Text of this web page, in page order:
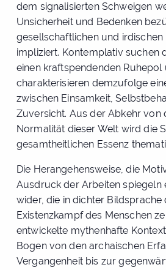
dem signalisierten Schweigen
Unsicherheit und Bedenken
gesellschaftlichen und irdischen
impliziert. Kontemplativ suchen
einen kraftspendenden Ruhepol
charakterisieren demzufolge
zwischen Einsamkeit,
Zuversicht. Aus der Abkehr von
Normalität dieser Welt wird die
gesamtheitlichen Essenz
Die Herangehensweise, die
Ausdruck der Arbeiten spiegeln
wider, die in dichter Bildsprache
Existenzkampf des Menschen
entwickelte mythenhafte
Bogen von den archaischen
Vergangenheit bis zur